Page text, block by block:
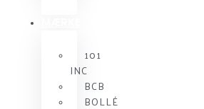
101
INC
BCB
BOLLÉ